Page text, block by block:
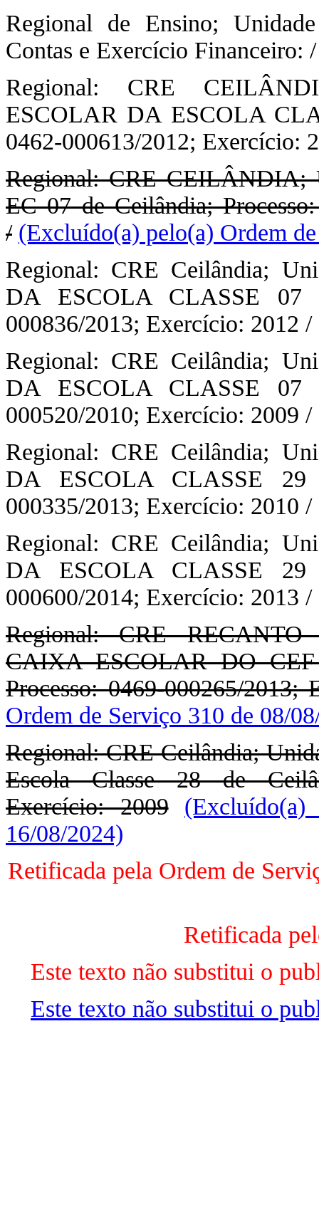
Regional de Ensino;
Contas e Exercício Financeiro:
Regional: CRE
ESCOLAR DA ESCOLA
0462-000613/2012; Exercício:
Regional: CRE CEILÂNDIA;
EC 07 de Ceilândia;
/ (Excluído(a) pelo(a) Ordem
Regional: CRE Ceilândia;
DA ESCOLA CLASSE 07
000836/2013; Exercício: 2012 /
Regional: CRE Ceilândia;
DA ESCOLA CLASSE 07
000520/2010; Exercício: 2009 /
Regional: CRE Ceilândia;
DA ESCOLA CLASSE 29
000335/2013; Exercício: 2010 /
Regional: CRE Ceilândia;
DA ESCOLA CLASSE 29
000600/2014; Exercício: 2013 /
Regional: CRE
CAIXA ESCOLAR DO
Processo: 0469-000265/2013;
Ordem de Serviço 310 de 08/
Regional: CRE Ceilândia;
Escola Classe 28 de
Exercício: 2009
16/08/2024)
Retificada pela Ordem de
Retificada
Este texto não substitui o
Este texto não substitui o